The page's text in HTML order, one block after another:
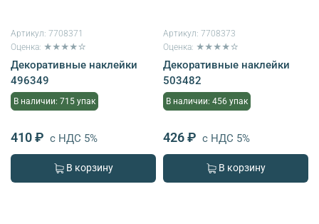
Артикул: 7708371
Оценка: ★★★★☆
Декоративные наклейки
496349
В наличии: 715 упак
410 ₽ с НДС 5%
В корзину
Артикул: 7708373
Оценка: ★★★★☆
Декоративные наклейки
503482
В наличии: 456 упак
426 ₽ с НДС 5%
В корзину